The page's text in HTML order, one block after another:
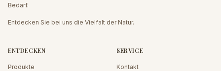
Bedarf.
Entdecken Sie bei uns die Vielfalt der Natur.
ENTDECKEN
Produkte
SERVICE
Kontakt